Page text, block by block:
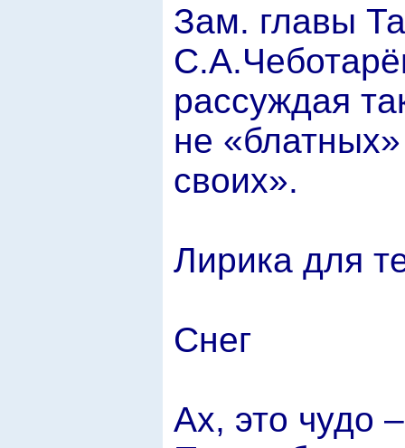
Зам. главы
рассуждая
не
своих».
Лирика для
Снег
Ах, это чудо